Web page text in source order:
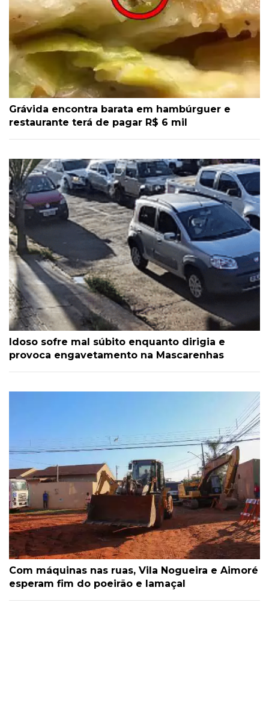
Grávida encontra barata em hambúrguer e
restaurante terá de pagar R$ 6 mil
Idoso sofre mal súbito enquanto dirigia e
provoca engavetamento na Mascarenhas
Com máquinas nas ruas, Vila Nogueira e Aimoré
esperam fim do poeirão e lamaçal